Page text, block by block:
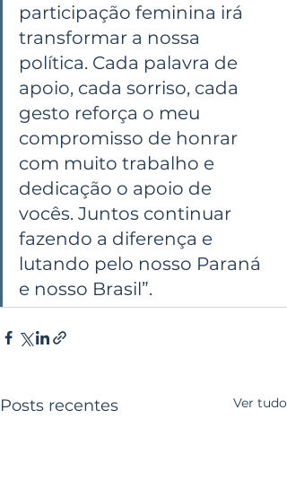
participação feminina irá
transformar a nossa
política. Cada palavra de
apoio, cada sorriso, cada
gesto reforça o meu
compromisso de honrar
com muito trabalho e
dedicação o apoio de
vocês. Juntos continuar
fazendo a diferença e
lutando pelo nosso Paraná
e nosso Brasil”.
Posts recentes Ver tudo